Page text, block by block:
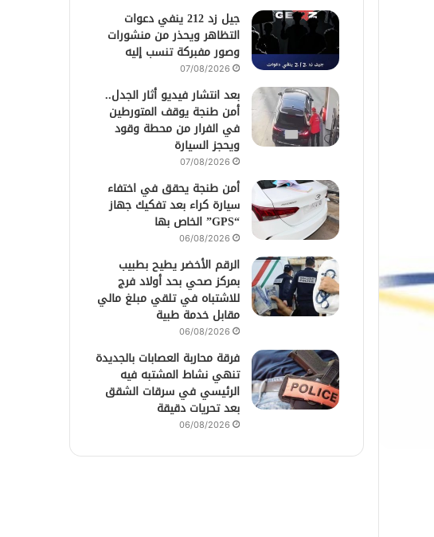
جيل زد 212 ينفي دعوات
التظاهر ويحذر من منشورات
وصور مفبركة تنسب إليه
07/08/2026
بعد انتشار فيديو أثار الجدل..
أمن طنجة يوقف المتورطين
في الفرار من محطة وقود
ويحجز السيارة
07/08/2026
أمن طنجة يحقق في اختفاء
سيارة كراء بعد تفكيك جهاز
“GPS” الخاص بها
06/08/2026
الرقم الأخضر يطيح بطبيب
بمركز صحي بحد أولاد فرج
للاشتباه في تلقي مبلغ مالي
مقابل خدمة طبية
06/08/2026
فرقة محاربة العصابات بالجديدة
تنهي نشاط المشتبه فيه
الرئيسي في سرقات الشقق
بعد تحريات دقيقة
06/08/2026